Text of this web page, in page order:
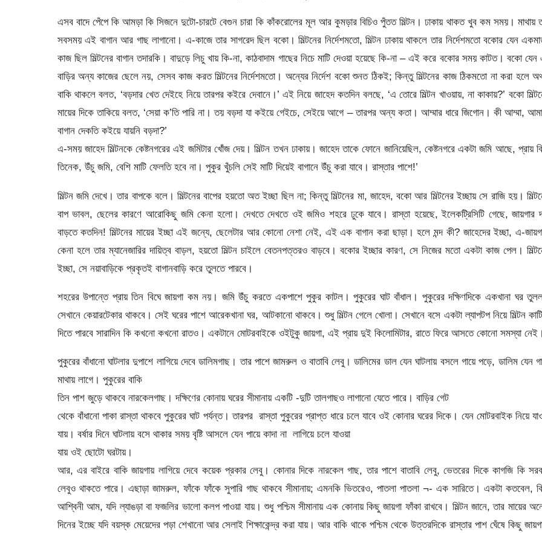
এসব বাদে পেঁপে কি আমড়া কি সিজনে দুটো-চারটে বেগুন চারা কি কাঁকরোলের মূল আর কুমড়ার বিচিও পুঁতত মিল্টন। ঢাকায় থাকত খুব কম সময়। মাথায়
সবসময় এই বাগান আর গাছ লাগানো। এ-কাজে তার সাগরেদ ছিল বকো। মিল্টনের নির্দেশমতো, মিল্টন ঢাকায় থাকলে তার নির্দেশমতো বকোর যেন
কাজ ছিল মিল্টনের বাগান তদারকি। বাদুড়ে লিচু খায় কি-না, কাঠবাদাম গাছের নিচে মাটি দেওয়া হয়েছে কি-না – এই করে বকোর সময় কাটত। বকো
বাড়ির অন্য কাজের ছেলে নয়, সেসব কাজ করত মিল্টনের নির্দেশমতো। অন্যের নির্দেশ বকো শুনত ঠিকই; কিন্তু মিল্টনের কাজ ঠিকমতো না করা হলে
বাকি থাকলে বলত, ‘বড়দার খেত দেইহে নিয়ে তারপর কইরে দেবানে।’ এই নিয়ে জাহেদ কতদিন বলছে, ‘এ তোরে মিল্টন খাওয়ায়, না কাকায়?’ বকো
মায়ের দিকে তাকিয়ে বলত, ‘সেয়া ক’তি পারি না। তয় বড়দা যা কইয়ে গেইচে, সেইয়ে আগে – তারপর অন্য কতা। আম্মার ধারে জিগোন। কী আম্মা,
বাগান দেকতি কইয়ে যায়নি বড়দা?’
এ-সময় জাহেদ মিল্টনকে কেষ্টনগরের এই জমিটার খোঁজ দেয়। মিল্টন তখন ঢাকায়। জাহেদ তাকে ফোনে জানিয়েছিল, কেষ্টনগরে একটা জমি আছে, প্রায়
তিনেক, উঁচু জমি, বেশি মাটি ফেলতি হবে না। পুকুর খুঁচলি সেই মাটি দিয়েই বাগানে উঁচু করা যাবে। রাস্তার পাশে!’
মিল্টন জমি দেখে। তার বাপকে বলে। মিল্টনের বাপের হয়তো অত ইচ্ছা ছিল না; কিন্তু মিল্টনের মা, জাহেদ, বকো আর মিল্টনের ইচ্ছায় সে রাজি হয়।
বাপ ভাবল, ছেলের কারণে আরোকিছু জমি কেনা হলো। দেখতে দেখতে ওই জমিও শহরে ঢুকে যাবে। রাস্তা হয়েছে, ইলেকট্রিসিটি গেছে, জায়গার
বাড়তে কতদিন! মিল্টনের মায়ের ইচ্ছা এই জন্যে, ছেলেটার আর কোনো নেশা নেই, এই এক বাগান করা ছাড়া। হলে মন্দ কী? জাহেদের ইচ্ছা, এ-
কেনা হলে তার ম্যানেজারির দায়িত্ব বাড়ল, হয়তো মিল্টন চাইলে বেতনপত্তরও বাড়বে। বকোর ইচ্ছার কারণ, সে নিজের মতো একটা কাজ পেল।
ইচ্ছা, সে নয়াবাড়িকে প্রকৃতই বাগানবাড়ি করে তুলতে পারবে।
শহরের উপান্তে প্রায় তিন বিঘে জায়গা কম নয়। জমি উঁচু করতে একপাশে পুকুর কাটল। পুকুরের ঘাট বাঁধাল। পুকুরের দক্ষিণদিকে একখানা ঘর
সেখানে কেয়ারটেকার থাকবে। সেই ঘরের পাশে আরেকখানা ঘর, আটকানো থাকবে। শুধু মিল্টন গেলে খোলা। সেখানে বসে একটা ল্যাপটপ নিয়ে মিল্টন
দিতে পারবে সারাদিন কি কখনো কখনো রাতও। একটানে মোটরবাইকে ওইটুকু জায়গা, এই প্রায় দুই কিলোমিটার, রাতে ফিরে আসতে কোনো সমস্যা নেই।
পুকুরের বাঁধানো ঘাটলার দুপাশে লাগিয়ে দেবে ডালিমগাছ। তার পাশে জামরুল ও বাতাবি লেবু। ডালিমের ডাল যেন ঘাটলায় বসলে গায়ে পড়ে, ডালিম যেন
মাথায় লাগে। পুকুরের বাকি
তিন পাশ জুড়ে থাকবে নারকেলগাছ। দক্ষিণের কোনায় ঘরের সীমানায় একটি -দুটি তালগাছও লাগানো যেতে পারে। বাড়ির গেট
থেকে বাঁধানো পাকা রাস্তা থাকবে পুকুরের ঘাট পর্যন্ত। তারপর রাস্তা পুকুরের প্রাপ্ত ধারে চলে যাবে ওই কোনার ঘরের দিকে। যেন মোটরবাইক নিয়ে
যায়। বর্ষার দিনে ঘাটলায় বসে থাকার সময় বৃষ্টি আসলে যেন পায়ে কাদা না লাগিয়ে চলে যাওয়া
যায় ওই ছোটো ঘরটায়।
আর, এর বাইরে বাকি জায়গায় লাগিয়ে দেবে কয়েক প্রকার লেবু। কোনার দিকে নারকেল গাছ, তার পাশে বাতাবি লেবু, ভেতরের দিকে কাগজি কি
লেবুও থাকতে পারে। এছাড়া জামরুল, ফাঁকে ফাঁকে সুপারি গাছ থাকবে সীমানায়; এমনকি ভিতরেও, পাতলা পাতলা ¬- এক সারিতে। একটা কতবেল,
আশ্বিনী আম, যদি ল্যাঙড়া বা ফজলির ভালো কলপ পাওয়া যায়। শুধু পশ্চিম সীমানায় এক কোনায় কিছু জায়গা ফাঁকা রাখবে। মিল্টন জানে, তার মায়ের
দিনের ইচ্ছে যদি বয়স্ক মেয়েদের পড়া শেখানো আর সেলাই শিক্ষাকেন্দ্র করা যায়। আর বাকি থাকে পশ্চিম থেকে উত্তরদিকে রাস্তার পাশ ঘেঁষে কিছু